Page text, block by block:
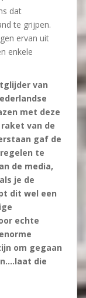
dat
te grijpen.
ervan uit
enkele
van
met deze
van de
gaf de
te
de media,
je de
dit wel een
echte
om gegaan
die